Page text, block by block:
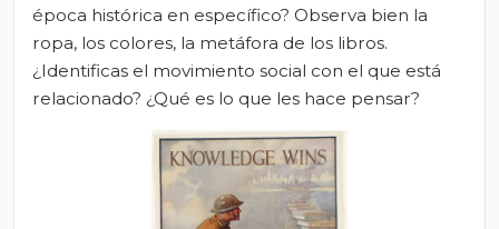
época histórica en específico? Observa bien la
ropa, los colores, la metáfora de los libros.
¿Identificas el movimiento social con el que está
relacionado? ¿Qué es lo que les hace pensar?